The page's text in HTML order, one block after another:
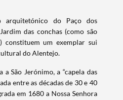
arquitetónico do Paço dos
das conchas (como são
constituem um exemplar sui
do Alentejo.
a São Jerónimo, a “capela das
entre as décadas de 30 e 40
em 1680 a Nossa Senhora